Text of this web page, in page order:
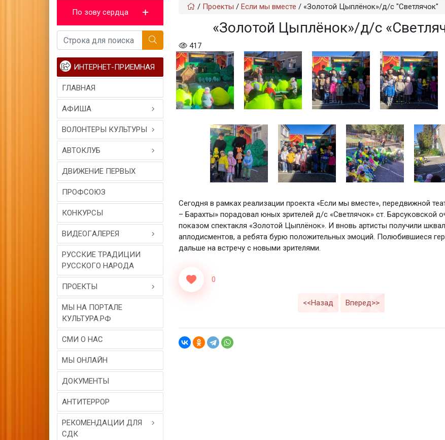
По зову сердца
ИНТЕРНЕТ-ПРИЕМНАЯ
ГЛАВНАЯ
АФИША
ВОЛОНТЕРЫ КУЛЬТУРЫ
АВТОКЛУБ
ДВИЖЕНИЕ ПЕРВЫХ
ПРОФСОЮЗ
КОНКУРСЫ
ВИДЕОГAЛЕРЕЯ
РУССКИЕ ТРАДИЦИИ
РУССКОГО НАРОДА
ПРОЕКТЫ
МЫ НА ПОРТАЛЕ
КУЛЬТУРА.РФ
СМИ О НАС
МЫ ОНЛАЙН
ДОКУМЕНТЫ
АНТИТЕРРОР
РЕКОМЕНДАЦИИ ДЛЯ
СДК
/ Проекты / Если мы вместе / «Золотой Цыплёнок»/д/с "Светлячок"
«Золотой Цыплёнок»/д/с
417
Сегодня в рамках реализации проекта «Если мы вместе», передвижной
– Барахты» порадовал юных зрителей д/с «Светлячок» ст. Барсуковской
показом спектакля «Золотой Цыплёнок». И вновь артисты получили шквал
аплодисментов, а ребята бурю положительных эмоций. Полюбившиеся
дальше на встречу с новыми зрителями.
0
<<Назад Вперед>>